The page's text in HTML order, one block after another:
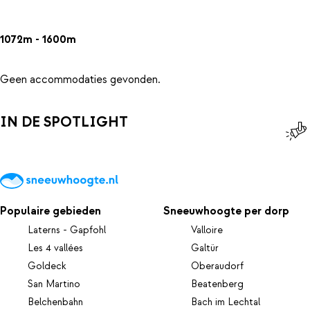
1072m - 1600m
Geen accommodaties gevonden.
IN DE SPOTLIGHT
Populaire gebieden
Laterns - Gapfohl
Les 4 vallées
Goldeck
San Martino
Belchenbahn
Sneeuwhoogte per dorp
Valloire
Galtür
Oberaudorf
Beatenberg
Bach im Lechtal